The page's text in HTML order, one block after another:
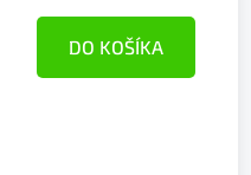
DO KOŠÍKA